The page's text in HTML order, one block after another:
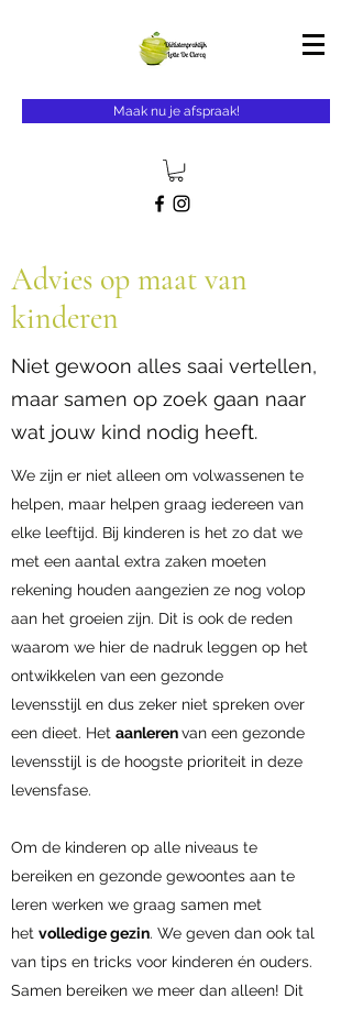
Maak nu je afspraak!
Advies op maat van
kinderen
Niet gewoon alles saai vertellen,
maar samen op zoek gaan naar
wat jouw kind nodig heeft.
We zijn er niet alleen om volwassenen te
helpen, maar helpen graag iedereen van
elke leeftijd. Bij kinderen is het zo dat we
met een aantal extra zaken moeten
rekening houden aangezien ze nog volop
aan het groeien zijn. Dit is ook de reden
waarom we hier de nadruk leggen op het
ontwikkelen van een gezonde
levensstijl en dus zeker niet spreken over
een dieet. Het aanlerenvan een gezonde
levensstijl is de hoogste prioriteit in deze
levensfase.
Om de kinderen op alle niveaus te
bereiken en gezonde gewoontes aan te
leren werken we graag samen met
het volledige gezin. We geven dan ook tal
van tips en tricks voor kinderen én ouders.
Samen bereiken we meer dan alleen! Dit